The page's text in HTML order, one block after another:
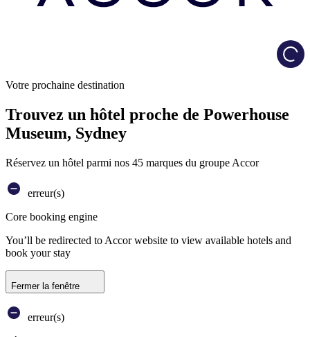
Votre prochaine destination
Trouvez un hôtel proche de Powerhouse
Museum, Sydney
Réservez un hôtel parmi nos 45 marques du groupe Accor
erreur(s)
Core booking engine
You’ll be redirected to Accor website to view available hotels and
book your stay
Fermer la fenêtre
erreur(s)